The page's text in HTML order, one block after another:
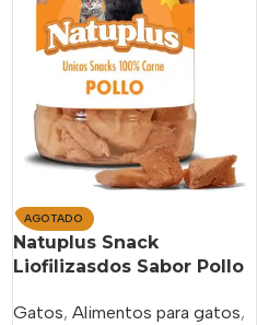
AGOTADO
Natuplus Snack
Liofilizasdos Sabor Pollo
Gatos, Alimentos para gatos,